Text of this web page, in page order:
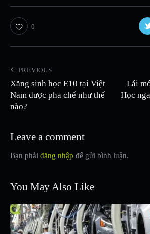
0
PREVIOUS
Xăng sinh học E10 tại Việt
Nam được pha chế như thế
nào?
Lái
Học
Leave a comment
Bạn phải đăng nhập để gửi bình luận.
You May Also Like